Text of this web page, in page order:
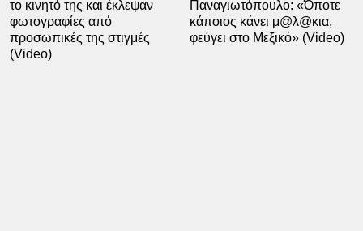
το κινητό της και έκλεψαν
φωτογραφίες από
προσωπικές της στιγμές
(Video)
Παναγιωτόπουλο: «Όποτε
κάποιος κάνει μ@λ@κια,
φεύγει στο Μεξικό» (Video)